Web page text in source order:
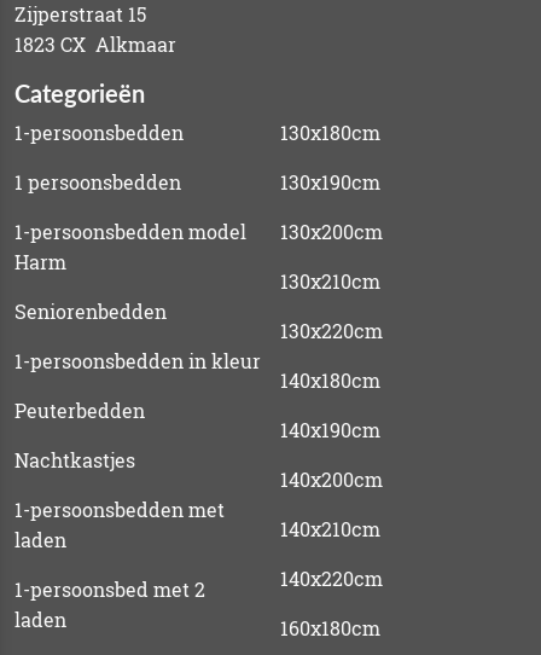
Zijperstraat 15
1823 CX Alkmaar
Categorieën
1-persoonsbedden
1 persoonsbedden
1-persoonsbedden model
Harm
Seniorenbedden
1-persoonsbedden in kleur
Peuterbedden
Nachtkastjes
1-persoonsbedden met
laden
1-persoonsbed met 2
laden
130x180cm
130x190cm
130x200cm
130x210cm
130x220cm
140x180cm
140x190cm
140x200cm
140x210cm
140x220cm
160x180cm